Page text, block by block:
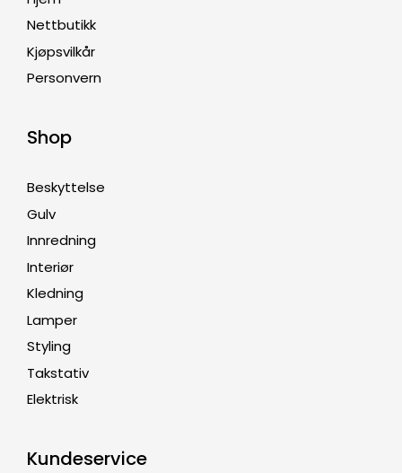
Nettbutikk
Kjøpsvilkår
Personvern
Shop
Beskyttelse
Gulv
Innredning
Interiør
Kledning
Lamper
Styling
Takstativ
Elektrisk
Kundeservice